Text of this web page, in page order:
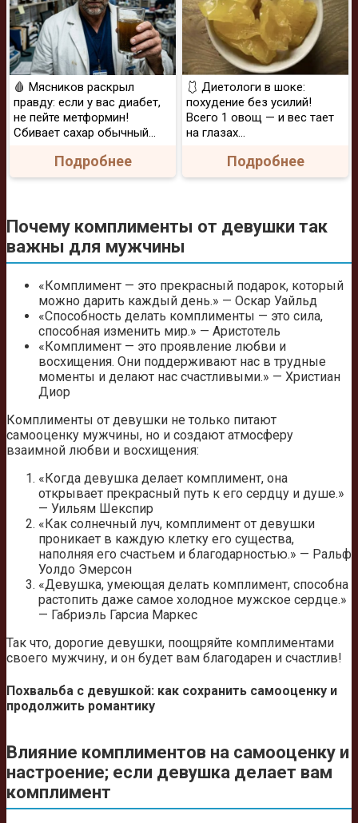
🩸 Мясников раскрыл
правду: если у вас диабет,
не пейте метформин!
Сбивает сахар обычный...
Подробнее
🩱 Диетологи в шоке:
похудение без усилий!
Всего 1 овощ — и вес тает
на глазах…
Подробнее
Почему комплименты от девушки так
важны для мужчины
«Комплимент — это прекрасный подарок, который
можно дарить каждый день.» — Оскар Уайльд
«Способность делать комплименты — это сила,
способная изменить мир.» — Аристотель
«Комплимент — это проявление любви и
восхищения. Они поддерживают нас в трудные
моменты и делают нас счастливыми.» — Христиан
Диор
Комплименты от девушки не только питают
самооценку мужчины, но и создают атмосферу
взаимной любви и восхищения:
«Когда девушка делает комплимент, она
открывает прекрасный путь к его сердцу и душе.»
— Уильям Шекспир
«Как солнечный луч, комплимент от девушки
проникает в каждую клетку его существа,
наполняя его счастьем и благодарностью.» — Ральф
Уолдо Эмерсон
«Девушка, умеющая делать комплимент, способна
растопить даже самое холодное мужское сердце.»
— Габриэль Гарсиа Маркес
Так что, дорогие девушки, поощряйте комплиментами
своего мужчину, и он будет вам благодарен и счастлив!
Похвальба с девушкой: как сохранить самооценку и
продолжить романтику
Влияние комплиментов на самооценку и
настроение; если девушка делает вам
комплимент